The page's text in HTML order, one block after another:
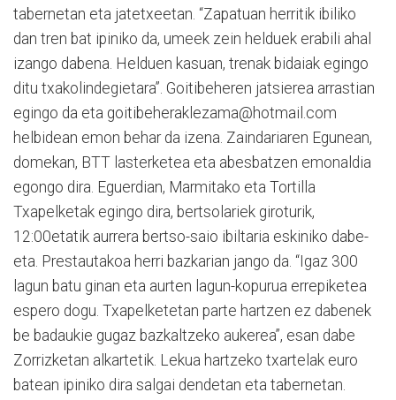
tabernetan eta jatetxeetan. “Zapatuan herritik ibiliko
dan tren bat ipiniko da, umeek zein helduek erabili ahal
izango dabena. Helduen kasuan, trenak bidaiak egingo
ditu txakolindegietara”. Goitibeheren jatsierea arrastian
egingo da eta goitibeheraklezama@hotmail.com
helbidean emon behar da izena. Zaindariaren Egunean,
domekan, BTT lasterketea eta abesbatzen emonaldia
egongo dira. Eguerdian, Marmitako eta Tortilla
Txapelketak egingo dira, bertsolariek giroturik,
12:00etatik aurrera bertso-saio ibiltaria eskiniko dabe-
eta. Prestautakoa herri bazkarian jango da. “Igaz 300
lagun batu ginan eta aurten lagun-kopurua errepiketea
espero dogu. Txapelketetan parte hartzen ez dabenek
be badaukie gugaz bazkaltzeko aukerea”, esan dabe
Zorrizketan alkartetik. Lekua hartzeko txartelak euro
batean ipiniko dira salgai dendetan eta tabernetan.